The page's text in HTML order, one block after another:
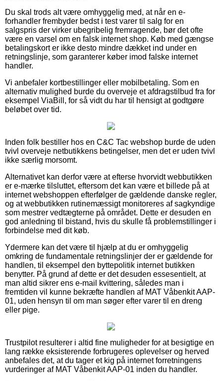
Du skal trods alt være omhyggelig med, at når en e-
forhandler frembyder bedst i test varer til salg for en
salgspris der virker ubegribelig fremragende, bør det ofte
være en varsel om en falsk internet shop. Køb med gængse
betalingskort er ikke desto mindre dækket ind under en
retningslinje, som garanterer køber imod falske internet
handler.
Vi anbefaler kortbestillinger eller mobilbetaling. Som en
alternativ mulighed burde du overveje et afdragstilbud fra for
eksempel ViaBill, for så vidt du har til hensigt at godtgøre
beløbet over tid.
Inden folk bestiller hos en C&C Tac webshop burde de uden
tvivl overveje netbutikkens betingelser, men det er uden tvivl
ikke særlig morsomt.
Alternativet kan derfor være at efterse hvorvidt webbutikken
er e-mærke tilsluttet, eftersom det kan være et billede på at
internet webshoppen efterfølger de gældende danske regler,
og at webbutikken rutinemæssigt monitoreres af sagkyndige
som mestrer vedtægterne på området. Dette er desuden en
god anledning til bistand, hvis du skulle få problemstillinger i
forbindelse med dit køb.
Ydermere kan det være til hjælp at du er omhyggelig
omkring de fundamentale retningslinjer der er gældende for
handlen, til eksempel den byttepolitik internet butikken
benytter. På grund af dette er det desuden essesentielt, at
man altid sikrer ens e-mail kvittering, således man i
fremtiden vil kunne bekræfte handlen af MAT Våbenkit AAP-
01, uden hensyn til om man søger efter varer til en dreng
eller pige.
Trustpilot resulterer i altid fine muligheder for at besigtige en
lang række eksisterende forbrugeres oplevelser og herved
anbefales det, at du tager et kig på internet forretningens
vurderinger af MAT Våbenkit AAP-01 inden du handler.